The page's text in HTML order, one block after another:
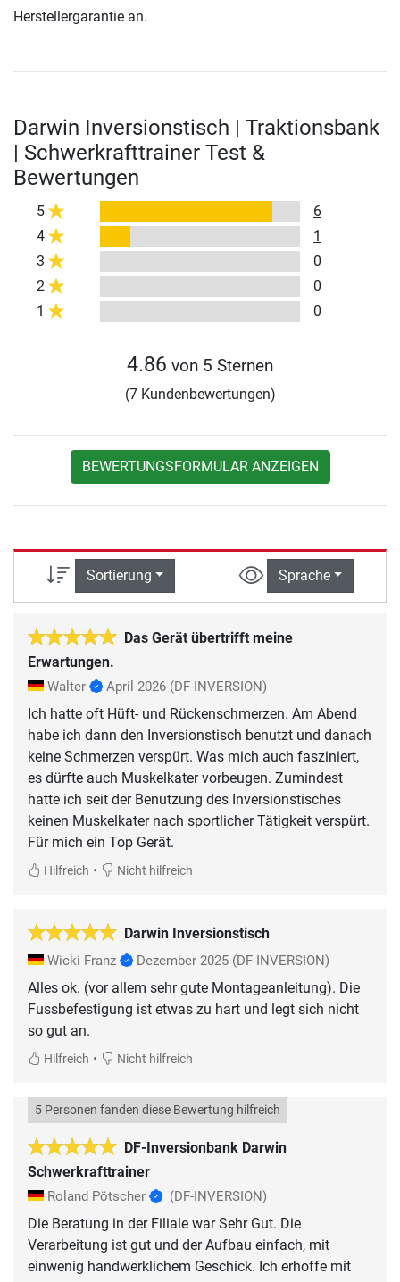
Herstellergarantie an.
Darwin Inversionstisch | Traktionsbank
| Schwerkrafttrainer Test &
Bewertungen
5
6
4
1
3
0
2
0
1
0
4.86 von 5 Sternen
(7 Kundenbewertungen)
BEWERTUNGSFORMULAR ANZEIGEN
Sortierung Sprache
Das Gerät übertrifft meine
Erwartungen.
Walter April 2026 (DF-INVERSION)
Ich hatte oft Hüft- und Rückenschmerzen. Am Abend
habe ich dann den Inversionstisch benutzt und danach
keine Schmerzen verspürt. Was mich auch fasziniert,
es dürfte auch Muskelkater vorbeugen. Zumindest
hatte ich seit der Benutzung des Inversionstisches
keinen Muskelkater nach sportlicher Tätigkeit verspürt.
Für mich ein Top Gerät.
Hilfreich • Nicht hilfreich
Darwin Inversionstisch
Wicki Franz Dezember 2025 (DF-INVERSION)
Alles ok. (vor allem sehr gute Montageanleitung). Die
Fussbefestigung ist etwas zu hart und legt sich nicht
so gut an.
Hilfreich • Nicht hilfreich
DF-Inversionbank Darwin
Schwerkrafttrainer
5 Personen fanden diese Bewertung hilfreich
Roland Pötscher (DF-INVERSION)
Die Beratung in der Filiale war Sehr Gut. Die
Verarbeitung ist gut und der Aufbau einfach, mit
einwenig handwerklichem Geschick. Ich erhoffe mit